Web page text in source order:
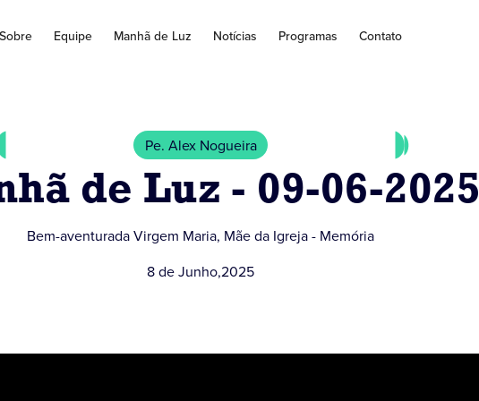
Equipe Manhã de Luz Notícias Programas Contato
Pe. Alex Nogueira
de Luz - 09-06-2025
Bem-aventurada Virgem Maria, Mãe da Igreja - Memória
8 de Junho,2025